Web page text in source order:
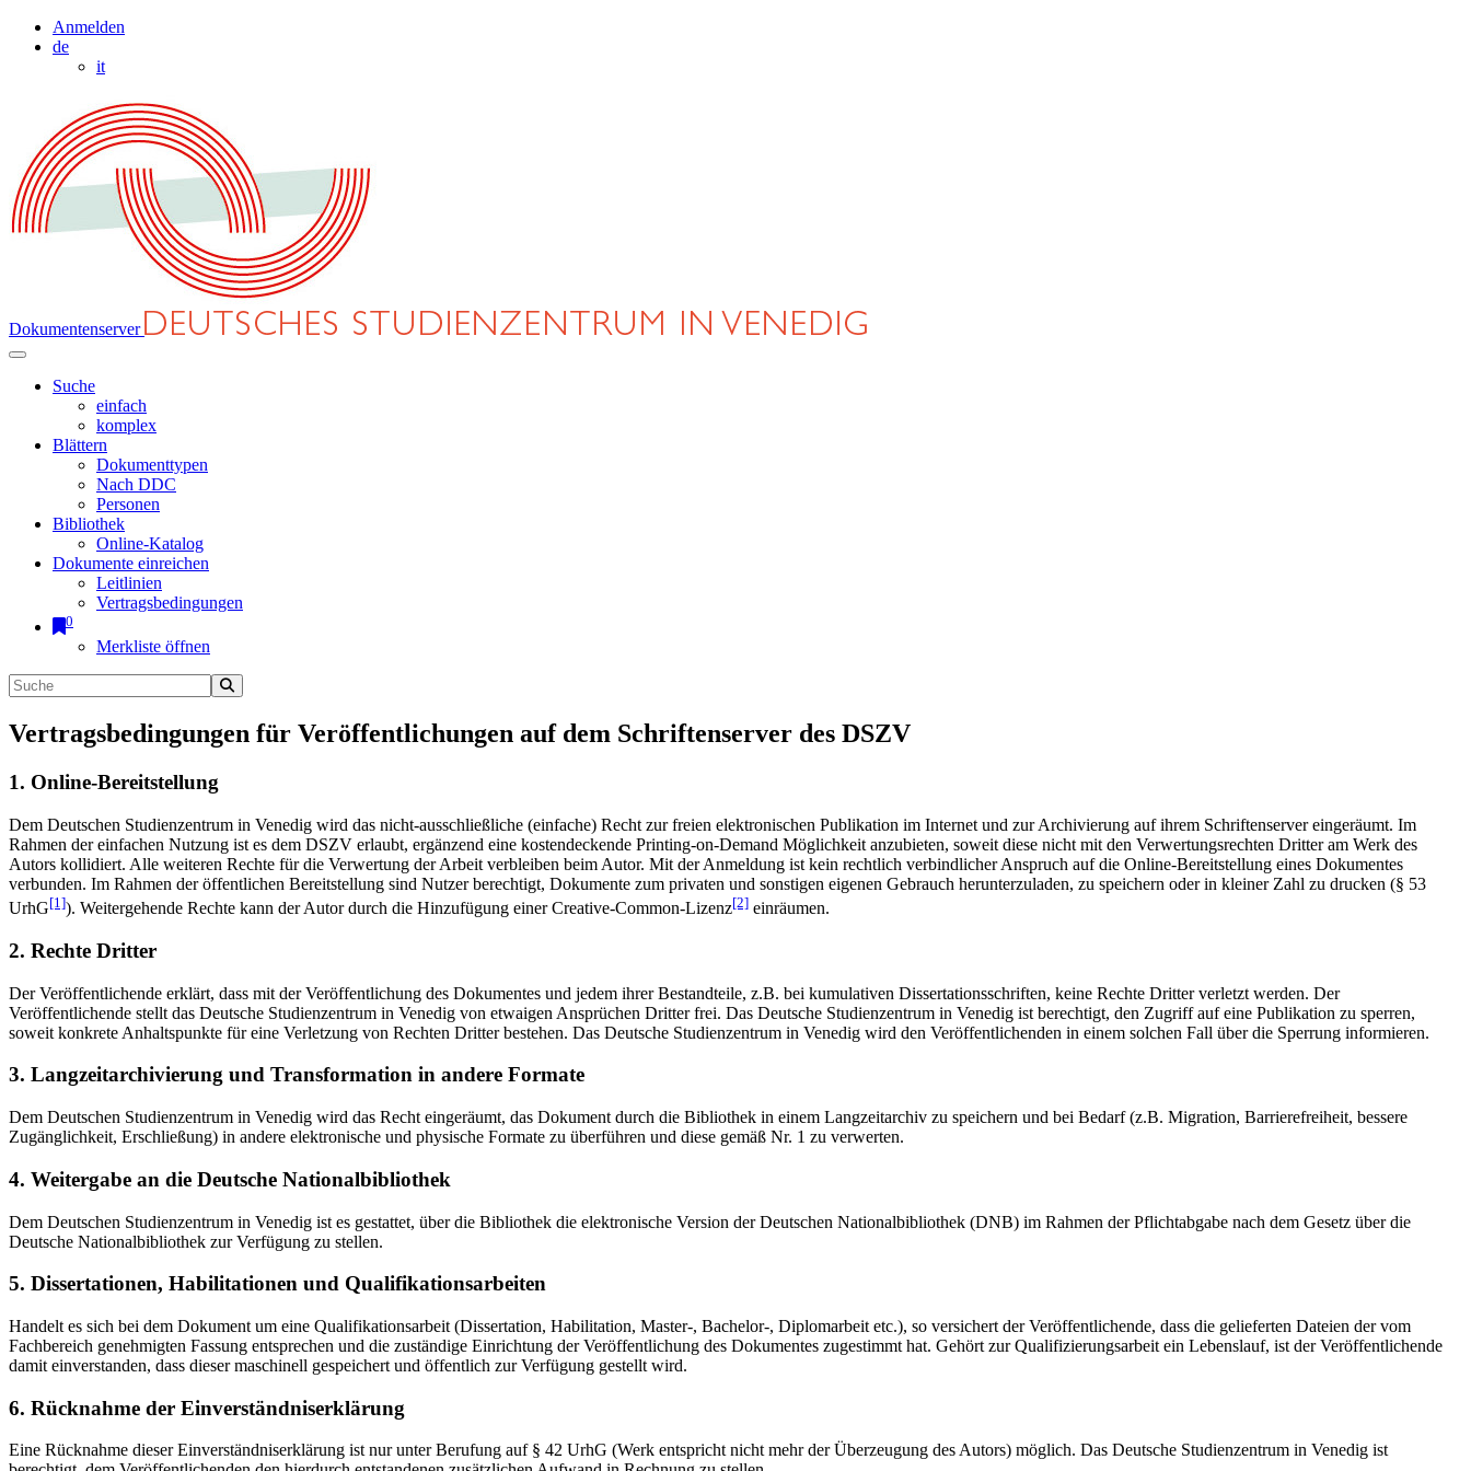
Anmelden
de
it
Dokumentenserver
Suche
einfach
komplex
Blättern
Dokumenttypen
Nach DDC
Personen
Bibliothek
Online-Katalog
Dokumente einreichen
Leitlinien
Vertragsbedingungen
0
Merkliste öffnen
Vertragsbedingungen für Veröffentlichungen auf dem Schriftenserver des DSZV
1. Online-Bereitstellung
Dem Deutschen Studienzentrum in Venedig wird das nicht-ausschließliche (einfache) Recht zur freien elektronischen Publikation im Internet und zur Archivierung auf ihrem Schriftenserver eingeräumt. Im
Rahmen der einfachen Nutzung ist es dem DSZV erlaubt, ergänzend eine kostendeckende Printing-on-Demand Möglichkeit anzubieten, soweit diese nicht mit den Verwertungsrechten Dritter am Werk des
Autors kollidiert. Alle weiteren Rechte für die Verwertung der Arbeit verbleiben beim Autor. Mit der Anmeldung ist kein rechtlich verbindlicher Anspruch auf die Online-Bereitstellung eines Dokumentes
verbunden. Im Rahmen der öffentlichen Bereitstellung sind Nutzer berechtigt, Dokumente zum privaten und sonstigen eigenen Gebrauch herunterzuladen, zu speichern oder in kleiner Zahl zu drucken (§ 53
UrhG[1]). Weitergehende Rechte kann der Autor durch die Hinzufügung einer Creative-Common-Lizenz[2] einräumen.
2. Rechte Dritter
Der Veröffentlichende erklärt, dass mit der Veröffentlichung des Dokumentes und jedem ihrer Bestandteile, z.B. bei kumulativen Dissertationsschriften, keine Rechte Dritter verletzt werden. Der
Veröffentlichende stellt das Deutsche Studienzentrum in Venedig von etwaigen Ansprüchen Dritter frei. Das Deutsche Studienzentrum in Venedig ist berechtigt, den Zugriff auf eine Publikation zu sperren,
soweit konkrete Anhaltspunkte für eine Verletzung von Rechten Dritter bestehen. Das Deutsche Studienzentrum in Venedig wird den Veröffentlichenden in einem solchen Fall über die Sperrung informieren.
3. Langzeitarchivierung und Transformation in andere Formate
Dem Deutschen Studienzentrum in Venedig wird das Recht eingeräumt, das Dokument durch die Bibliothek in einem Langzeitarchiv zu speichern und bei Bedarf (z.B. Migration, Barrierefreiheit, bessere
Zugänglichkeit, Erschließung) in andere elektronische und physische Formate zu überführen und diese gemäß Nr. 1 zu verwerten.
4. Weitergabe an die Deutsche Nationalbibliothek
Dem Deutschen Studienzentrum in Venedig ist es gestattet, über die Bibliothek die elektronische Version der Deutschen Nationalbibliothek (DNB) im Rahmen der Pflichtabgabe nach dem Gesetz über die
Deutsche Nationalbibliothek zur Verfügung zu stellen.
5. Dissertationen, Habilitationen und Qualifikationsarbeiten
Handelt es sich bei dem Dokument um eine Qualifikationsarbeit (Dissertation, Habilitation, Master-, Bachelor-, Diplomarbeit etc.), so versichert der Veröffentlichende, dass die gelieferten Dateien der vom
Fachbereich genehmigten Fassung entsprechen und die zuständige Einrichtung der Veröffentlichung des Dokumentes zugestimmt hat. Gehört zur Qualifizierungsarbeit ein Lebenslauf, ist der Veröffentlichende
damit einverstanden, dass dieser maschinell gespeichert und öffentlich zur Verfügung gestellt wird.
6. Rücknahme der Einverständniserklärung
Eine Rücknahme dieser Einverständniserklärung ist nur unter Berufung auf § 42 UrhG (Werk entspricht nicht mehr der Überzeugung des Autors) möglich. Das Deutsche Studienzentrum in Venedig ist